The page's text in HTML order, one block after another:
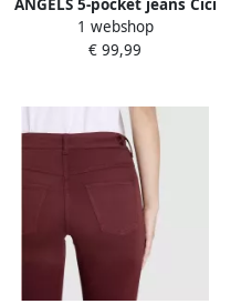
ANGELS 5-pocket jeans Cici
met coloured denim
1 webshop
€ 99,99